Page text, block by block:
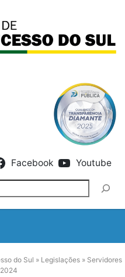
Facebook Youtube
do Sul » Legislações » Servidores